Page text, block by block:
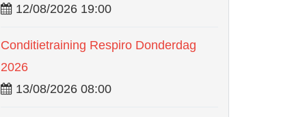
12/08/2026 19:00
Conditietraining Respiro Donderdag
2026
13/08/2026 08:00